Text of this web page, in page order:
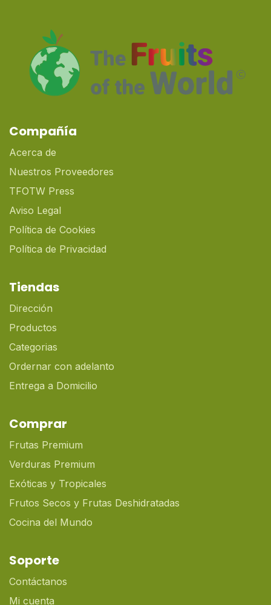
Compañía
Acerca de
Nuestros Proveedores
TFOTW Press
Aviso Legal
Política de Cookies
Política de Privacidad
Tiendas
Dirección
Productos
Categorias
Ordernar con adelanto
Entrega a Domicilio
Comprar
Frutas Premium
Verduras Premium
Exóticas y Tropicales
Frutos Secos y Frutas Deshidratadas
Cocina del Mundo
Soporte
Contáctanos
Mi cuenta